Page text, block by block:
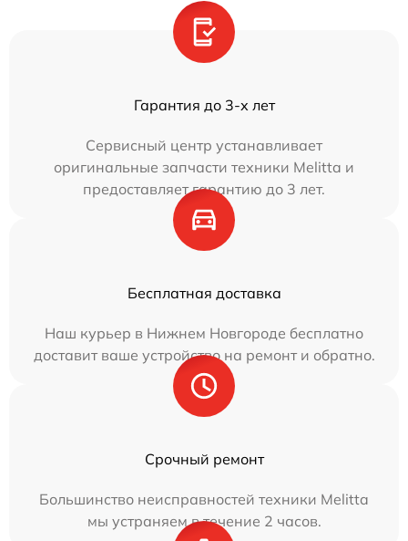
Гарантия до 3-х лет
Сервисный центр устанавливает
оригинальные запчасти техники Melitta и
предоставляет гарантию до 3 лет.
Бесплатная доставка
Наш курьер в Нижнем Новгороде бесплатно
доставит ваше устройство на ремонт и обратно.
Срочный ремонт
Большинство неисправностей техники Melitta
мы устраняем в течение 2 часов.